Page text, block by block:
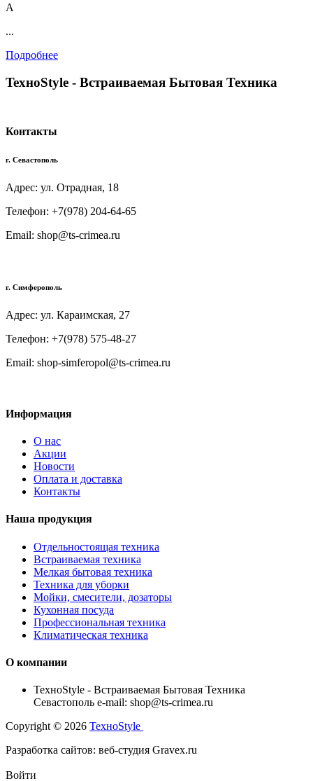
А
...
Подробнее
TexноStyle - Встраиваемая Бытовая Техника
Контакты
г. Севастополь
Адрес: ул. Отрадная, 18
Телефон: +7(978) 204-64-65
Email: shop@ts-crimea.ru
г. Симферополь
Адрес: ул. Караимская, 27
Телефон: +7(978) 575-48-27
Email: shop-simferopol@ts-crimea.ru
Информация
О нас
Акции
Новости
Оплата и доставка
Контакты
Наша продукция
Отдельностоящая техника
Встраиваемая техника
Мелкая бытовая техника
Техника для уборки
Мойки, смесители, дозаторы
Кухонная посуда
Профессиональная техника
Климатическая техника
О компании
TexноStyle - Встраиваемая Бытовая Техника
Севастополь e-mail: shop@ts-crimea.ru
Copyright © 2026 TexноStyle
Разработка сайтов: веб-студия Gravex.ru
Войти